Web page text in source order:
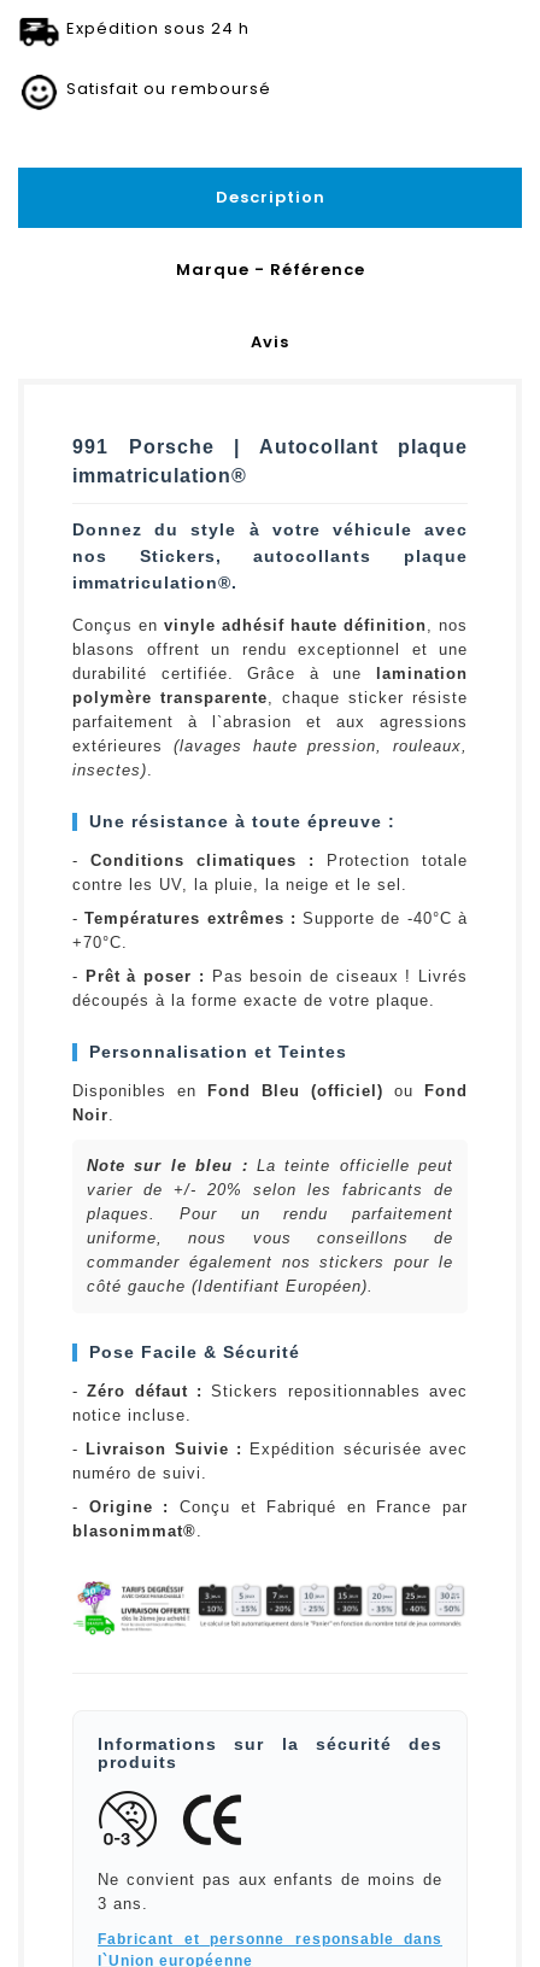
Expédition sous 24 h
Satisfait ou remboursé
Description
Marque - Référence
Avis
991 Porsche | Autocollant plaque
immatriculation®
Donnez du style à votre véhicule avec
nos Stickers, autocollants plaque
immatriculation®.
Conçus en vinyle adhésif haute définition, nos
blasons offrent un rendu exceptionnel et une
durabilité certifiée. Grâce à une
lamination
polymère transparente, chaque sticker résiste
parfaitement à l`abrasion et aux agressions
extérieures (lavages haute pression, rouleaux,
insectes).
Une résistance à toute épreuve :
- Conditions climatiques :
Protection totale
contre les UV, la pluie, la neige et le sel.
-Températures extrêmes : Supporte de -40°C à
+70°C.
- Prêt à poser :
Pas besoin de ciseaux ! Livrés
découpés à la forme exacte de votre plaque.
Personnalisation et Teintes
Disponibles en Fond Bleu (officiel) ou
Fond
Noir.
Note sur le bleu : La teinte officielle peut
varier de +/- 20% selon les fabricants de
plaques. Pour un rendu parfaitement
uniforme, nous vous conseillons de
commander également nos stickers pour le
côté gauche (Identifiant Européen).
Pose Facile & Sécurité
-Zéro défaut : Stickers repositionnables avec
notice incluse.
- Livraison Suivie :
Expédition sécurisée avec
numéro de suivi.
- Origine :
Conçu et Fabriqué en France par
blasonimmat®.
Informations sur la sécurité des
produits
Ne convient pas aux enfants de moins de
3 ans.
Fabricant et personne responsable dans
l`Union européenne